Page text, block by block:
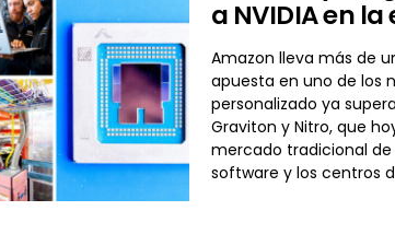
a NVIDIA en la
Amazon lleva más de
apuesta en uno de los
personalizado ya
Graviton y Nitro, que
mercado tradicional
software y los centros